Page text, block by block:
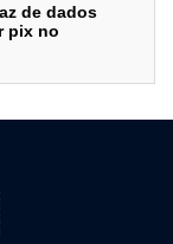
de dados
pix no